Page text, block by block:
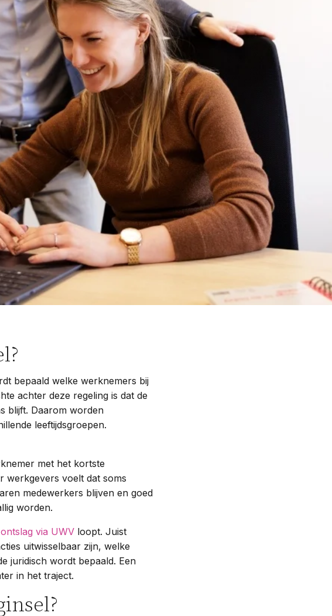
Contact
bepaald welke werknemers bij
achter deze regeling is dat de
blijft. Daarom worden
leeftijdsgroepen.
met het kortste
werkgevers voelt dat soms
medewerkers blijven en goed
worden.
ontslag via UWV loopt. Juist
uitwisselbaar zijn, welke
juridisch wordt bepaald. Een
in het traject.